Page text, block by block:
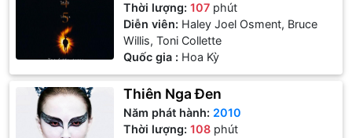
Thời lượng:107 phút
Diễn viên: Haley Joel Osment, Bruce
Willis, Toni Collette
Quốc gia : Hoa Kỳ
Thiên Nga Đen
Năm phát hành: 2010
Thời lượng:108 phút